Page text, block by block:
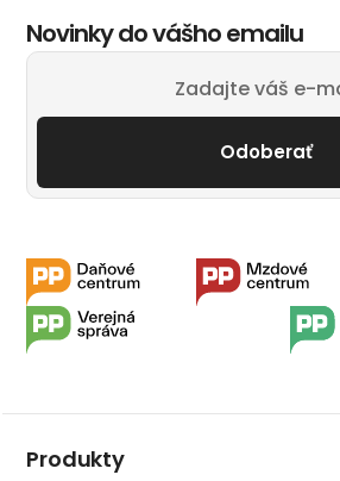
Novinky do vášho emailu
Odoberať
Produkty